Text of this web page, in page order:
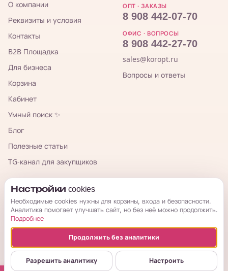
О компании
Реквизиты и условия
Контакты
B2B Площадка
Для бизнеса
Корзина
Кабинет
Умный поиск ✨
Блог
Полезные статьи
TG-канал для закупщиков
ОПТ · ЗАКАЗЫ
8 908 442-07-70
ОФИС · ВОПРОСЫ
8 908 442-27-70
sales@koropt.ru
Вопросы и ответы
КорОпт
© 2026 КорОпт. Корейские и китайские товары из Владивостока.
ИП Галицкая Мария Сергеевна · ИНН 253909697776 · ОГРНИП
314254321800034
Настройки cookies
Необходимые cookies нужны для корзины, входа и безопасности.
Аналитика помогает улучшать сайт, но без неё можно продолжить.
Подробнее
Продолжить без аналитики
Разрешить аналитику Настроить